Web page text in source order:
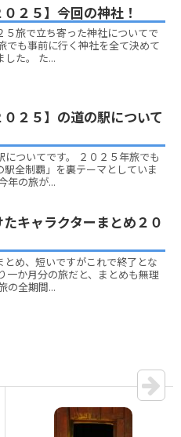
０２５】今回の神社！
５旅で立ち寄った神社についてで
でも事前に行く神社を全て決めて
した。 た...
０２５】の道の駅について
についてです。 ２０２５年旅でも
駅全制覇」を裏テーマとしていま
年の旅が...
キャラクターまとめ２０
とめ、短いですがこれで終了とな
一か月分の旅だと、まとめも無理
の全期間...